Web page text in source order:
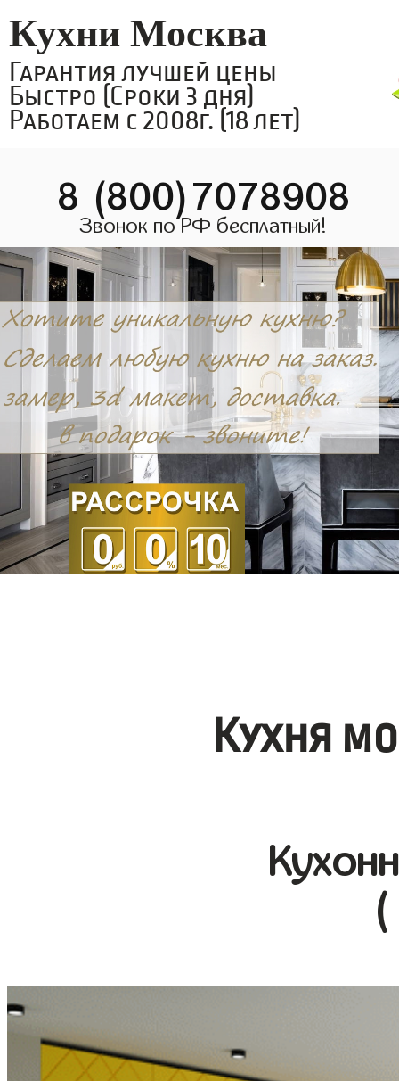
Кухни Москва
Гарантия лучшей цены
Быстро (Сроки 3 дня)
Работаем с 2008г. (18 лет)
8 (800)7078908
Звонок по РФ бесплатный!
Кухня
(